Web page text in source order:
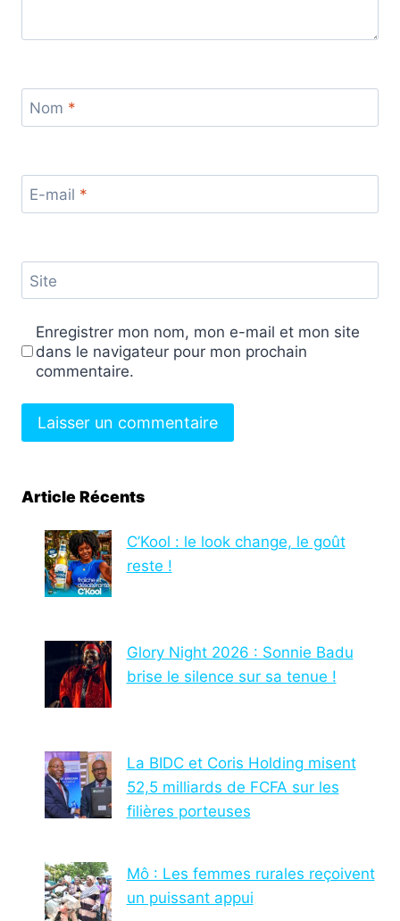
Nom *
E-mail *
Site
Enregistrer mon nom, mon e-mail et mon site
dans le navigateur pour mon prochain
commentaire.
Article Récents
C’Kool : le look change, le goût
reste !
Glory Night 2026 : Sonnie Badu
brise le silence sur sa tenue !
La BIDC et Coris Holding misent
52,5 milliards de FCFA sur les
filières porteuses
Mô : Les femmes rurales reçoivent
un puissant appui